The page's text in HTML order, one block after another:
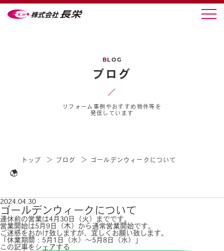
B LOG
ブログ
リフォーム事例やおすすめ物件等を
発信しています
トップ ブログ ゴールデンウィークについて
2024.04.30
ゴールデンウィークについて
連休前の営業は4月30日（火）までです。
営業開始は5月9日（木）から通常営業開始です。
ご迷惑をおかけ致しますが、宜しくお願い致します。
「休業期間：5月1日（水）～5月8日（水）」
この記事をシェアする